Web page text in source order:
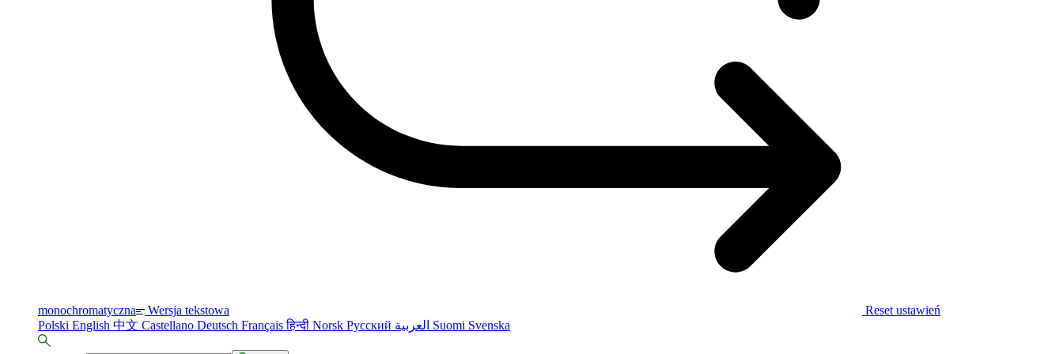
monochromatyczna Wersja tekstowa
Reset ustawień
Polski English 中文 Castellano Deutsch Françaisहिन्दी Norsk Русский Suomi Svenska